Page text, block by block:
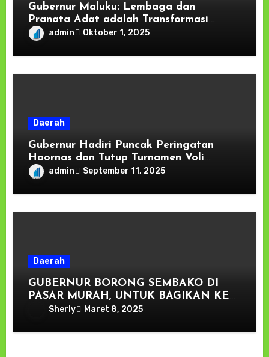
Gubernur Maluku: Lembaga dan
Pranata Adat adalah Transformasi
Kekayaan Pesona Budaya dan Adat
Maluku
admin Oktober 1, 2025
Daerah
Gubernur Hadiri Puncak Peringatan
Haornas dan Tutup Turnamen Voli
Pelajar
admin September 11, 2025
Daerah
GUBERNUR BORONG SEMBAKO DI
PASAR MURAH, UNTUK BAGIKAN KE
MASYARAKAT
Sherly Maret 8, 2025